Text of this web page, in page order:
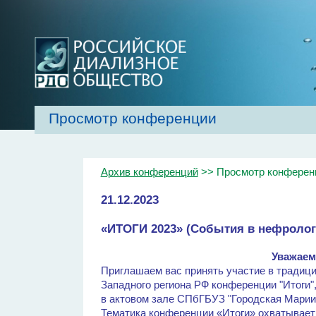
Главная Об обществе
Просмотр конференции
Архив конференций>> Просмотр
21.12.2023
«ИТОГИ 2023» (События в
Приглашаем вас принять участие в
Западного региона РФ конференции
в актовом зале СПбГБУЗ "Городская
Тематика конференции «Итоги»